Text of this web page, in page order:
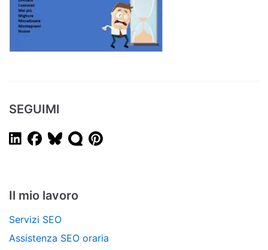
SEGUIMI
Il mio lavoro
Servizi SEO
Assistenza SEO oraria